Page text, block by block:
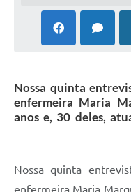
Nossa quinta
enfermeira Maria
anos e, 30 deles,
Nossa quinta
enfermeira Maria